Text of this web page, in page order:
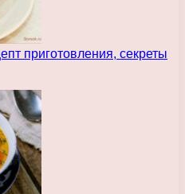
приготовления, секреты